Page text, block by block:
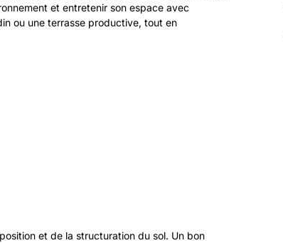
et entretenir son espace avec
ou une terrasse productive, tout en
et de la structuration du sol. Un bon